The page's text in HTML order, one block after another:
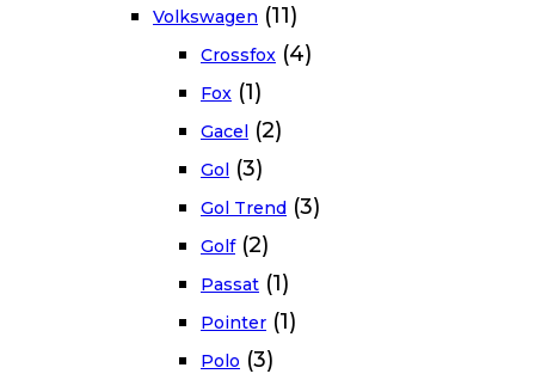
Volkswagen (11)
Crossfox (4)
Fox (1)
Gacel (2)
Gol (3)
Gol Trend (3)
Golf (2)
Passat (1)
Pointer (1)
Polo (3)